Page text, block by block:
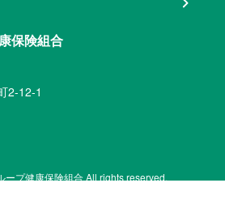
保険組合
2-12-1
ープ健康保険組合 All rights reserved.